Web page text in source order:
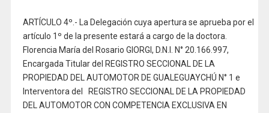
ARTÍCULO 4º.- La Delegación cuya apertura se aprueba por el
artículo 1º de la presente estará a cargo de la doctora.
Florencia María del Rosario GIORGI, D.N.I. N° 20.166.997,
Encargada Titular del REGISTRO SECCIONAL DE LA
PROPIEDAD DEL AUTOMOTOR DE GUALEGUAYCHÚ N° 1 e
Interventora del REGISTRO SECCIONAL DE LA PROPIEDAD
DEL AUTOMOTOR CON COMPETENCIA EXCLUSIVA EN